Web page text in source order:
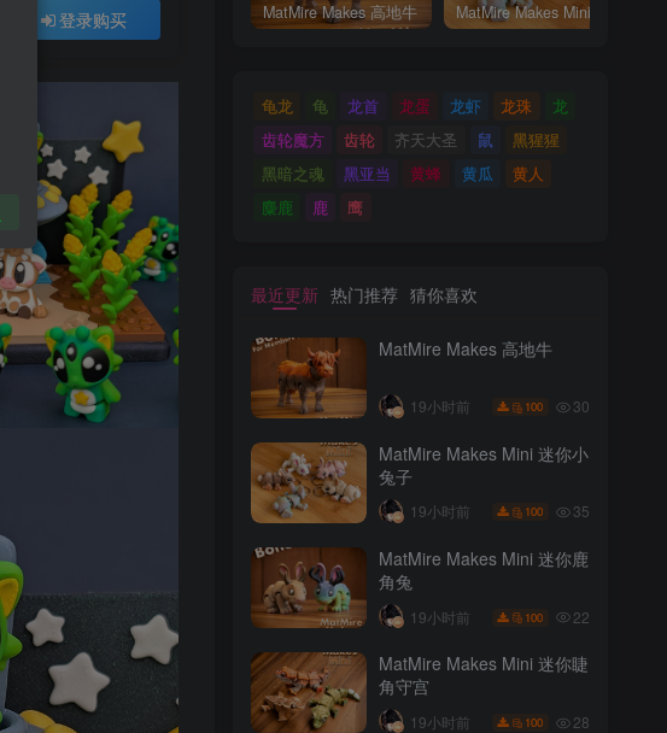
登录购买 MatMire Makes 高地牛
龟龙 龟 龙首 龙蛋 龙虾 龙珠
龙
齿轮魔方
齿轮 齐天大圣 鼠
黑猩猩
黑暗之魂
黑亚当 黄蜂 黄瓜
黄人
麋鹿
鹿 鹰
最近更新 热门推荐 猜你喜欢
MatMire Makes 高地牛
19小时前 100 30
MatMire Makes Mini 迷你小
兔子
19小时前 100 35
MatMire Makes Mini 迷你鹿
角兔
19小时前 100 22
MatMire Makes Mini 迷你睫
角守宫
19小时前 100 28